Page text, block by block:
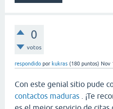
0
votos
respondido por kukras (180 puntos) Nov
Con este genial sitio pude
contactos maduras . ¡Te